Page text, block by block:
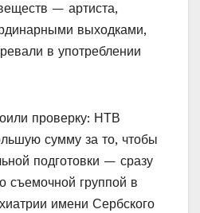
— артиста,
выходками,
в употреблении
проверку: НТВ
сумму за то, чтобы
подготовки — сразу
съемочной группой в
имени Сербского